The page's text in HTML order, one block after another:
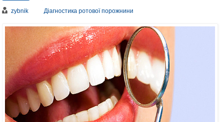
zybnik Діагностика ротової порожнини